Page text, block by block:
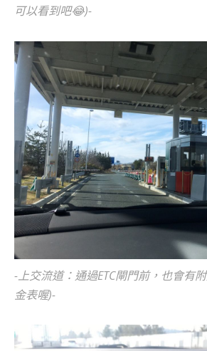
可以看到吧😂)-
-上交流道：通過ETC閘門前，也會有
金表喔)-